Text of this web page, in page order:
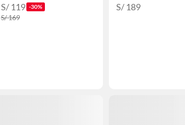
S/ 119 -30%
S/ 169
S/ 189